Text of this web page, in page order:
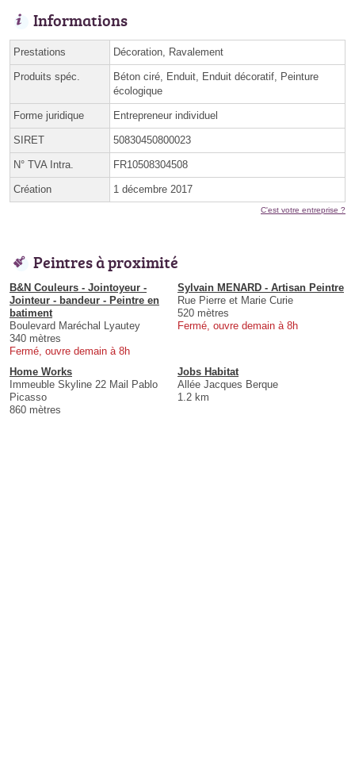
Informations
Prestations Décoration, Ravalement
Produits spéc.
Béton ciré, Enduit, Enduit décoratif, Peinture
écologique
Forme juridique Entrepreneur individuel
SIRET 50830450800023
N° TVA Intra. FR10508304508
Création 1 décembre 2017
C'est votre entreprise ?
Peintres à proximité
B&N Couleurs - Jointoyeur -
Jointeur - bandeur - Peintre en
batiment
Boulevard Maréchal Lyautey
340 mètres
Fermé, ouvre demain à 8h
Sylvain MENARD - Artisan Peintre
Rue Pierre et Marie Curie
520 mètres
Fermé, ouvre demain à 8h
Home Works
Immeuble Skyline 22 Mail Pablo
Picasso
860 mètres
Jobs Habitat
Allée Jacques Berque
1.2 km